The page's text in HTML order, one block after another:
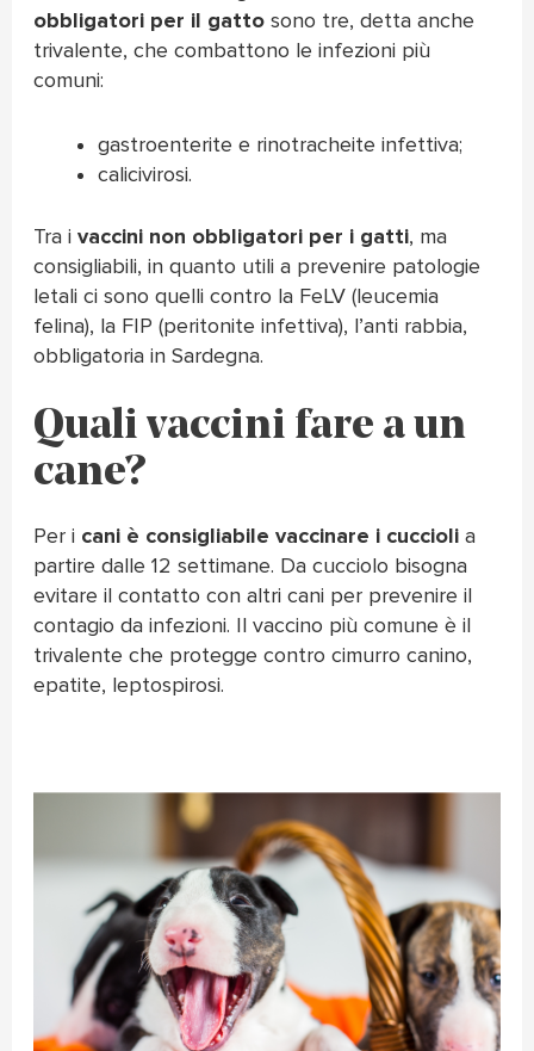
obbligatori per il gattosono tre, detta anche
trivalente, che combattono le infezioni più
comuni:
gastroenterite e rinotracheite infettiva;
calicivirosi.
Tra i vaccini non obbligatori per i gatti, ma
consigliabili, in quanto utili a prevenire patologie
letali ci sono quelli contro la FeLV (leucemia
felina), la FIP (peritonite infettiva), l’anti rabbia,
obbligatoria in Sardegna.
Quali vaccini fare a un
cane?
Per i cani è consigliabile vaccinare i cucciolia
partire dalle 12 settimane. Da cucciolo bisogna
evitare il contatto con altri cani per prevenire il
contagio da infezioni. Il vaccino più comune è il
trivalente che protegge contro cimurro canino,
epatite, leptospirosi.